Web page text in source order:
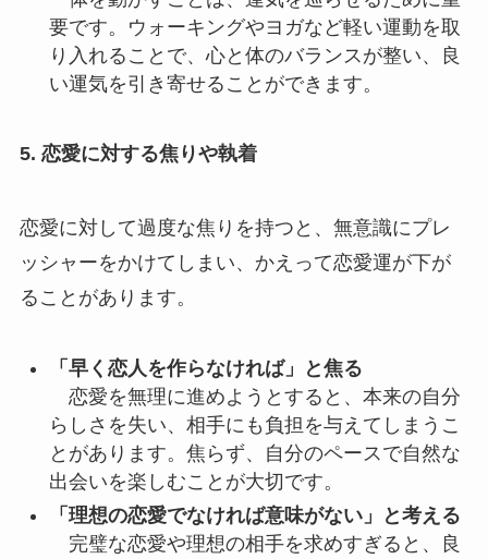
要です。ウォーキングやヨガなど軽い運動を取
り入れることで、心と体のバランスが整い、良
い運気を引き寄せることができます。
5. 恋愛に対する焦りや執着
恋愛に対して過度な焦りを持つと、無意識にプレ
ッシャーをかけてしまい、かえって恋愛運が下が
ることがあります。
「早く恋人を作らなければ」と焦る
恋愛を無理に進めようとすると、本来の自分
らしさを失い、相手にも負担を与えてしまうこ
とがあります。焦らず、自分のペースで自然な
出会いを楽しむことが大切です。
「理想の恋愛でなければ意味がない」と考える
完璧な恋愛や理想の相手を求めすぎると、良